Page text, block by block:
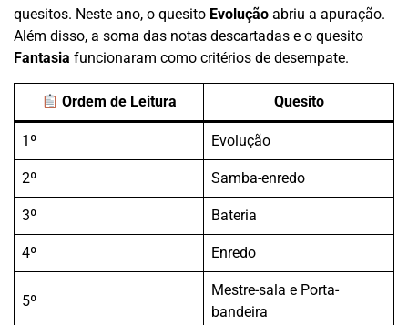
quesitos. Neste ano, o quesito Evolução abriu a apuração.
Além disso, a soma das notas descartadas e o quesito
Fantasia funcionaram como critérios de desempate.
Ordem de Leitura Quesito
1º Evolução
2º Samba-enredo
3º Bateria
4º Enredo
5º
Mestre-sala e Porta-
bandeira